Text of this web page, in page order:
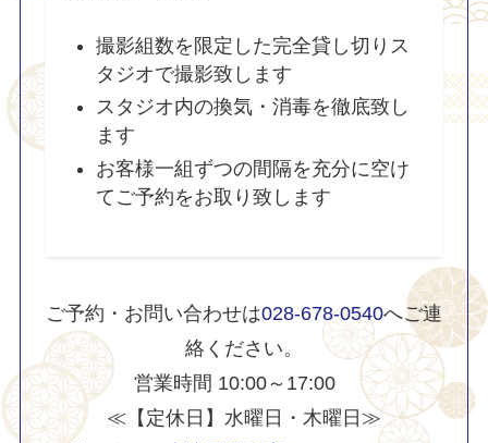
撮影組数を限定した完全貸し切りス
タジオで撮影致します
スタジオ内の換気・消毒を徹底致し
ます
お客様一組ずつの間隔を充分に空け
てご予約をお取り致します
ご予約・お問い合わせは028-678-0540へご連
絡ください。
営業時間 10:00～17:00
≪【定休日】水曜日・木曜日≫